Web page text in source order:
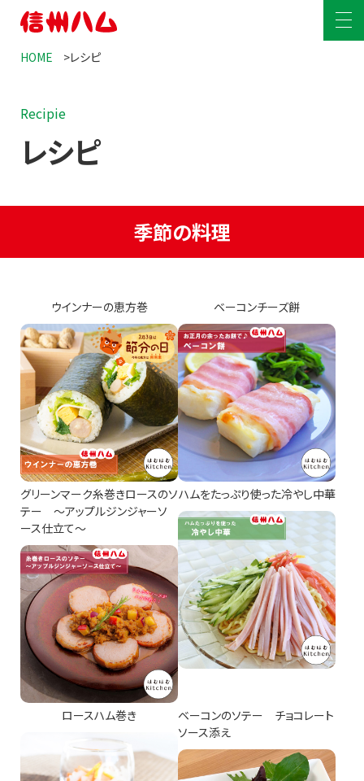
商品情報
商品情報
レシピ
工場見学
企業情報
採用情報
お客様相談室
お問い合わせ
オンラインショップ
新着情報 プライバシーポリシー
HOME レシピ
Recipie
レシピ
季節の料理
ウインナーの恵方巻 ベーコンチーズ餅
グリーンマーク糸巻きロースのソ
テー ～アップルジンジャーソ
ース仕立て～
ハムをたっぷり使った冷やし中華
ロースハム巻き
ベーコンのソテー チョコレート
ソース添え